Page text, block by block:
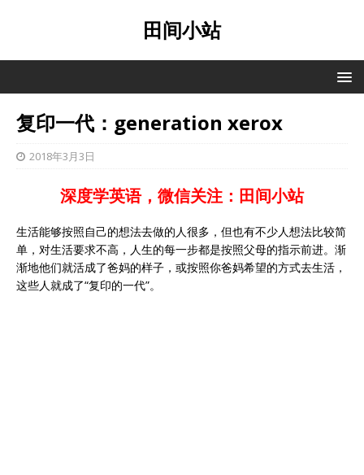
田间小站
复印一代：generation xerox
2018年3月3日
深度学英语，微信关注：田间小站
生活能够按照自己的想法去做的人很多，但也有不少人想法比较简
单，对生活要求不高，人生的每一步都是按照父母的指示前进。渐
渐地他们就活成了爸妈的样子，或按照你爸妈希望的方式去生活，
这些人就成了“复印的一代”。